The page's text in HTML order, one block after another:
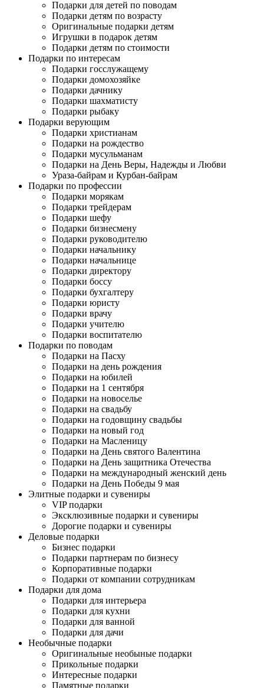
Подарки для детей по поводам
Подарки детям по возрасту
Оригинальные подарки детям
Игрушки в подарок детям
Подарки детям по стоимости
Подарки по интересам
Подарки госслужащему
Подарки домохозяйке
Подарки дачнику
Подарки шахматисту
Подарки рыбаку
Подарки верующим
Подарки христианам
Подарки на рождество
Подарки мусульманам
Подарки на День Веры, Надежды и Любви
Ураза-байрам и Курбан-байрам
Подарки по профессии
Подарки морякам
Подарки трейдерам
Подарки шефу
Подарки бизнесмену
Подарки руководителю
Подарки начальнику
Подарки начальнице
Подарки директору
Подарки боссу
Подарки бухгалтеру
Подарки юристу
Подарки врачу
Подарки учителю
Подарки воспитателю
Подарки по поводам
Подарки на Пасху
Подарки на день рождения
Подарки на юбилей
Подарки на 1 сентября
Подарки на новоселье
Подарки на свадьбу
Подарки на годовщину свадьбы
Подарки на новый год
Подарки на Масленицу
Подарки на День святого Валентина
Подарки на День защитника Отечества
Подарки на международный женский день
Подарки на День Победы 9 мая
Элитные подарки и сувениры
VIP подарки
Эксклюзивные подарки и сувениры
Дорогие подарки и сувениры
Деловые подарки
Бизнес подарки
Подарки партнерам по бизнесу
Корпоративные подарки
Подарки от компании сотрудникам
Подарки для дома
Подарки для интерьера
Подарки для кухни
Подарки для ванной
Подарки для дачи
Необычные подарки
Оригинальные необыные подарки
Прикольные подарки
Интересные подарки
Памятные подарки